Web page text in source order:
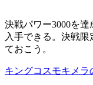
決戦パワー3000を
入手できる。決戦
ておこう。
キングコスモキメ